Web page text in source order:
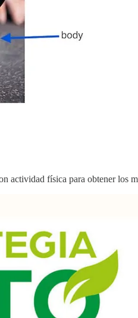
actividad física para obtener los